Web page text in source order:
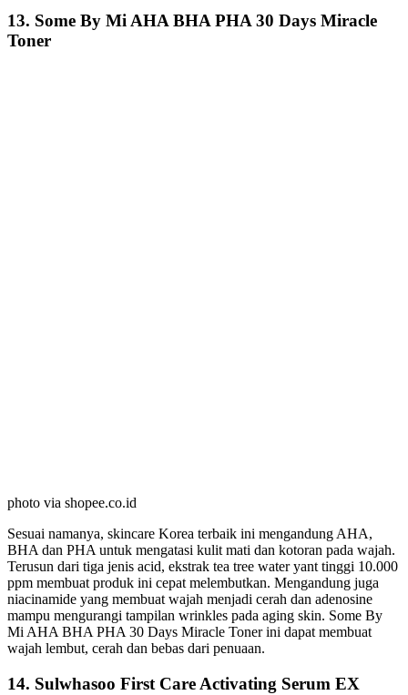
13. Some By Mi AHA BHA PHA 30 Days Miracle
Toner
photo via shopee.co.id
Sesuai namanya, skincare Korea terbaik ini mengandung AHA,
BHA dan PHA untuk mengatasi kulit mati dan kotoran pada wajah.
Terusun dari tiga jenis acid, ekstrak tea tree water yant tinggi 10.000
ppm membuat produk ini cepat melembutkan. Mengandung juga
niacinamide yang membuat wajah menjadi cerah dan adenosine
mampu mengurangi tampilan wrinkles pada aging skin. Some By
Mi AHA BHA PHA 30 Days Miracle Toner ini dapat membuat
wajah lembut, cerah dan bebas dari penuaan.
14. Sulwhasoo First Care Activating Serum EX